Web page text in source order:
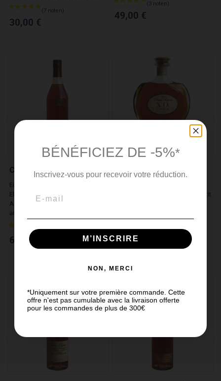
30,00 €
49,00 €
COGNAC NAPOLÉON
Ein Napoleon Cognac von großer
Eleganz, der mit einer
Aprikosentorte serviert wird, um
an die...
61,00 €
COGNAC XO
passt genau mit einer Zigarre Petit
73,00 €
BÉNÉFICIEZ DE -5%*
Inscrivez-vous pour recevoir votre réduction.
M’INSCRIRE
NON, MERCI
*Uniquement sur votre première commande. Cette
offre n'est pas cumulable avec la livraison offerte
pour les commandes de plus de 300€